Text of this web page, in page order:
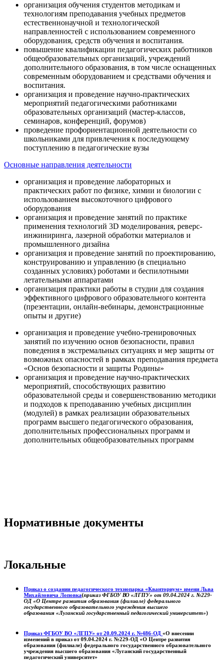
организация обучения студентов методикам и
технологиям преподавания учебных предметов
естественнонаучной и технологической
направленностей с использованием современного
оборудования, средств обучения и воспитания.
повышение квалификации педагогических работников
общеобразовательных организаций, учреждений
дополнительного образования, в том числе оснащенных
современным оборудованием и средствами обучения и
воспитания.
организация и проведение научно-практических
мероприятий педагогическими работниками
образовательных организаций (мастер-классов,
семинаров, конференций, форумов)
проведение профориентационной деятельности со
школьниками для привлечения к последующему
поступлению в педагогические вузы
Основные направления деятельности
организация и проведение лабораторных и
практических работ по физике, химии и биологии с
использованием высокоточного цифрового
оборудования
организация и проведение занятий по практике
применения технологий 3D моделирования, реверс-
инжиниринга, лазерной обработки материалов и
промышленного дизайна
организация и проведение занятий по проектированию,
конструированию и управлению (в специально
созданных условиях) роботами и беспилотными
летательными аппаратами
организация практики работы в студии для создания
эффективного цифрового образовательного контента
(презентации, онлайн-вебинары, демонстрационные
опыты и другие)
организация и проведение учебно-тренировочных
занятий по изучению основ безопасности, правил
поведения в экстремальных ситуациях и мер защиты от
возможных опасностей в рамках преподавания предмета
«Основ безопасности и защиты Родины»
организация и проведение научно-практических
мероприятий, способствующих развитию
образовательной среды и совершенствованию методики
и подходов к преподаванию учебных дисциплин
(модулей) в рамках реализации образовательных
программ высшего педагогического образования,
дополнительных профессиональных программ и
дополнительных общеобразовательных программ
Нормативные документы
Локальные
Приказ о создании педагогического технопарка «Кванториум» имени Льва
Михайловича Лоповка(приказ ФГБОУ ВО «ЛГПУ» от 09.04.2024 г. №229-
ОД «О Центре развития образования (филиале) федерального
государственного образовательного учреждения высшего
образования «Луганский государственный педагогический университет»)
Приказ ФГБОУ ВО «ЛГПУ» от 20.09.2024 г. №486-ОД «О внесении
изменений в приказ от 09.04.2024 г. №229-ОД «О Центре развития
образования (филиале) федерального государственного образовательного
учреждения высшего образования «Луганский государственный
педагогический университет»